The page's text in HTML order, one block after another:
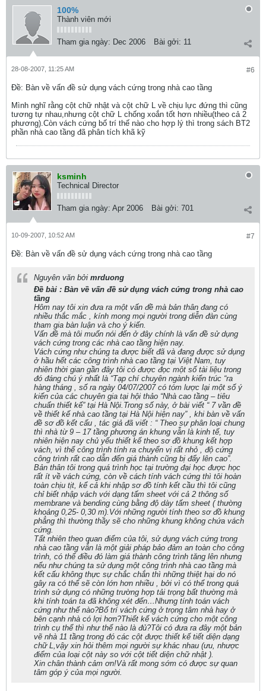
100%
Thành viên mới
Tham gia ngày: Dec 2006 Bài gởi: 11
#6
28-08-2007, 11:25 AM
Ðề: Bàn về vấn đề sử dụng vách cứng trong nhà cao tầng
Mình nghĩ rằng cột chữ nhật và cột chữ L về chịu lực đứng thì cũng
tương tự nhau,nhưng cột chữ L chống xoắn tốt hơn nhiều(theo cả 2
phương).Còn vách cứng bố trí thế nào cho hợp lý thì trong sách BT2
phần nhà cao tầng đã phân tích khã kỹ
ksminh
Technical Director
Tham gia ngày: Apr 2006 Bài gởi: 701
#7
10-09-2007, 10:52 AM
Ðề: Bàn về vấn đề sử dụng vách cứng trong nhà cao tầng
Nguyên văn bởi mrduong
Đề bài : Bàn về vấn đề sử dụng vách cứng trong nhà cao
tầng
Hôm nay tôi xin đưa ra một vấn đề mà bản thân đang có
nhiều thắc mắc , kính mong mọi người trong diễn đàn cùng
tham gia bàn luận và cho ý kiến.
Vấn đề mà tôi muốn nói đến ở đây chính là vấn đề sử dụng
vách cứng trong các nhà cao tầng hiện nay.
Vách cứng như chúng ta được biết đã và đang được sử dụng
ở hầu hết các công trình nhà cao tầng tại Việt Nam, tuy
nhiên thời gian gần đây tôi có được đọc một số tài liệu trong
đó đáng chú ý nhất là “Tạp chí chuyên ngành kiến trúc “ra
hàng tháng , số ra ngày 04/07/2007 có tóm lược lại một số ý
kiến của các chuyên gia tại hội thảo “Nhà cao tầng – tiêu
chuẩn thiết kế” tại Hà Nội.Trong số này, ở bài viết “ 7 vần đề
về thiết kế nhà cao tầng tại Hà Nội hiện nay” , khi bàn về vấn
đề sơ đồ kết cấu , tác giả đã viết : “ Theo sự phân loại chung
thì nhà từ 9 – 17 tầng phương án khung vẫn là kinh tế, tuy
nhiên hiện nay chủ yếu thiết kế theo sơ đồ khung kết hợp
vách, vì thế công trình tính ra chuyển vị rất nhỏ , độ cứng
công trình rất cao dẫn đến giá thành cũng bị đẩy lên cao”.
Bản thân tôi trong quá trình học tại trường đại học được học
rất ít về vách cứng, còn về cách tính vách cứng thì tôi hoàn
toàn chịu tịt, kể cả khi nhập sơ đồ tính kết cầu thì tôi cũng
chỉ biết nhập vách với dạng tấm sheet với cả 2 thông số
membrane và bending cùng bằng độ dày tấm sheet ( thường
khoảng 0,25- 0,30 m).Với những người tính theo sơ đồ khung
phẳng thì thường thầy sẽ cho những khung không chứa vách
cứng.
Tất nhiên theo quan điểm của tôi, sử dụng vách cứng trong
nhà cao tầng vẫn là một giải pháp bảo đảm an toàn cho công
trình, có thể điều đó làm giá thành công trình tăng lên nhưng
nếu như chúng ta sử dụng một công trình nhà cao tầng mà
kết cấu không thực sự chắc chắn thì những thiệt hại do nó
gây ra có thể sẽ còn lớn hơn nhiều , bởi vì có thể trong quá
trình sử dụng có những trường hợp tải trọng bất thường mà
khi tính toán ta đã không xét đến…Nhưng tính toán vách
cứng như thế nào?Bố trí vách cứng ở trọng tâm nhà hay ở
bên cạnh nhà có lợi hơn?Thiết kế vách cứng cho một công
trình cụ thể thì như thế nào là đủ?Tôi có đưa ra đây một bản
vẽ nhà 11 tầng trong đó các cột được thiết kế tiết diện dạng
chữ L,vậy xin hỏi thêm mọi người sự khác nhau (ưu, nhược
điểm của loại cột này so với cột tiết diện chữ nhật ).
Xin chân thành cảm ơn!Và rất mong sớm có được sự quan
tâm góp ý của mọi người.